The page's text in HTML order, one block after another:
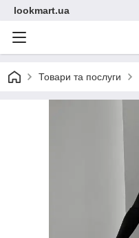
lookmart.ua
Товари та послуги